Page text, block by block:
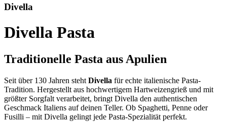
Divella
Divella Pasta
Traditionelle Pasta aus Apulien
Seit über 130 Jahren steht Divella für echte italienische Pasta-
Tradition. Hergestellt aus hochwertigem Hartweizengrieß und mit
größter Sorgfalt verarbeitet, bringt Divella den authentischen
Geschmack Italiens auf deinen Teller. Ob Spaghetti, Penne oder
Fusilli – mit Divella gelingt jede Pasta-Spezialität perfekt.